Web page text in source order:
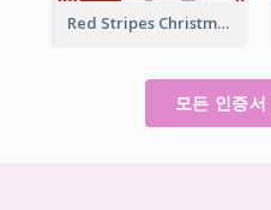
Red Stripes Christmas Decorations Certificate
모든 인증